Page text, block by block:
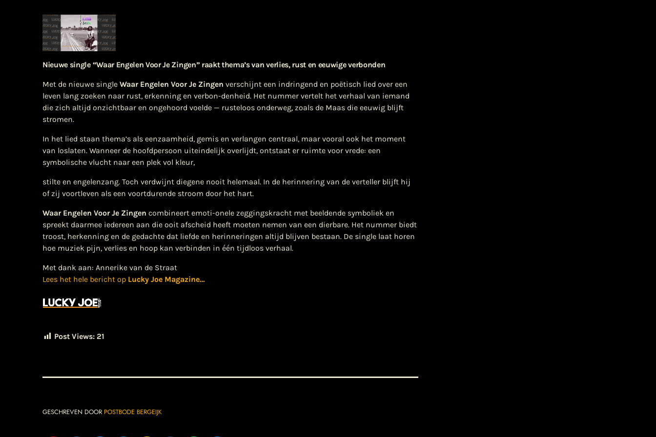
Nieuwe single “Waar Engelen Voor Je Zingen” raakt thema’s van verlies, rust en eeuwige verbonden
Met de nieuwe single Waar Engelen Voor Je Zingen verschijnt een indringend en poëtisch lied over een
leven lang zoeken naar rust, erkenning en verbon-denheid. Het nummer vertelt het verhaal van iemand
die zich altijd onzichtbaar en ongehoord voelde — rusteloos onderweg, zoals de Maas die eeuwig blijft
stromen.
In het lied staan thema’s als eenzaamheid, gemis en verlangen centraal, maar vooral ook het moment
van loslaten. Wanneer de hoofdpersoon uiteindelijk overlijdt, ontstaat er ruimte voor vrede: een
symbolische vlucht naar een plek vol kleur,
stilte en engelenzang. Toch verdwijnt diegene nooit helemaal. In de herinnering van de verteller blijft hij
of zij voortleven als een voortdurende stroom door het hart.
Waar Engelen Voor Je Zingen combineert emoti-onele zeggingskracht met beeldende symboliek en
spreekt daarmee iedereen aan die ooit afscheid heeft moeten nemen van een dierbare. Het nummer biedt
troost, herkenning en de gedachte dat liefde en herinneringen altijd blijven bestaan. De single laat horen
hoe muziek pijn, verlies en hoop kan verbinden in één tijdloos verhaal.
Met dank aan: Annerike van de Straat
Lees het hele bericht op Lucky Joe Magazine…
Post Views: 21
GESCHREVEN DOOR POSTBODE BERGEIJK